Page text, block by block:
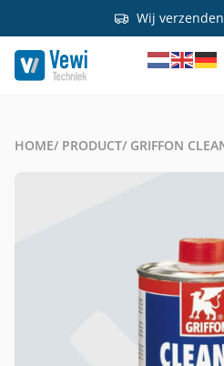
Wij
HOME/ PRODUCT/ GRIFFON